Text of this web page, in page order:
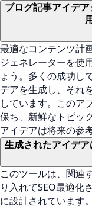
ブログ記事アイデ
最適なコンテンツ計
ジェネレーターを使
ょう。多くの成功し
デアを生成し、それ
しています。このア
保ち、新鮮なトピッ
アイデアは将来の参
生成されたアイデ
このツールは、関連
り入れてSEO最適化
に設計されています